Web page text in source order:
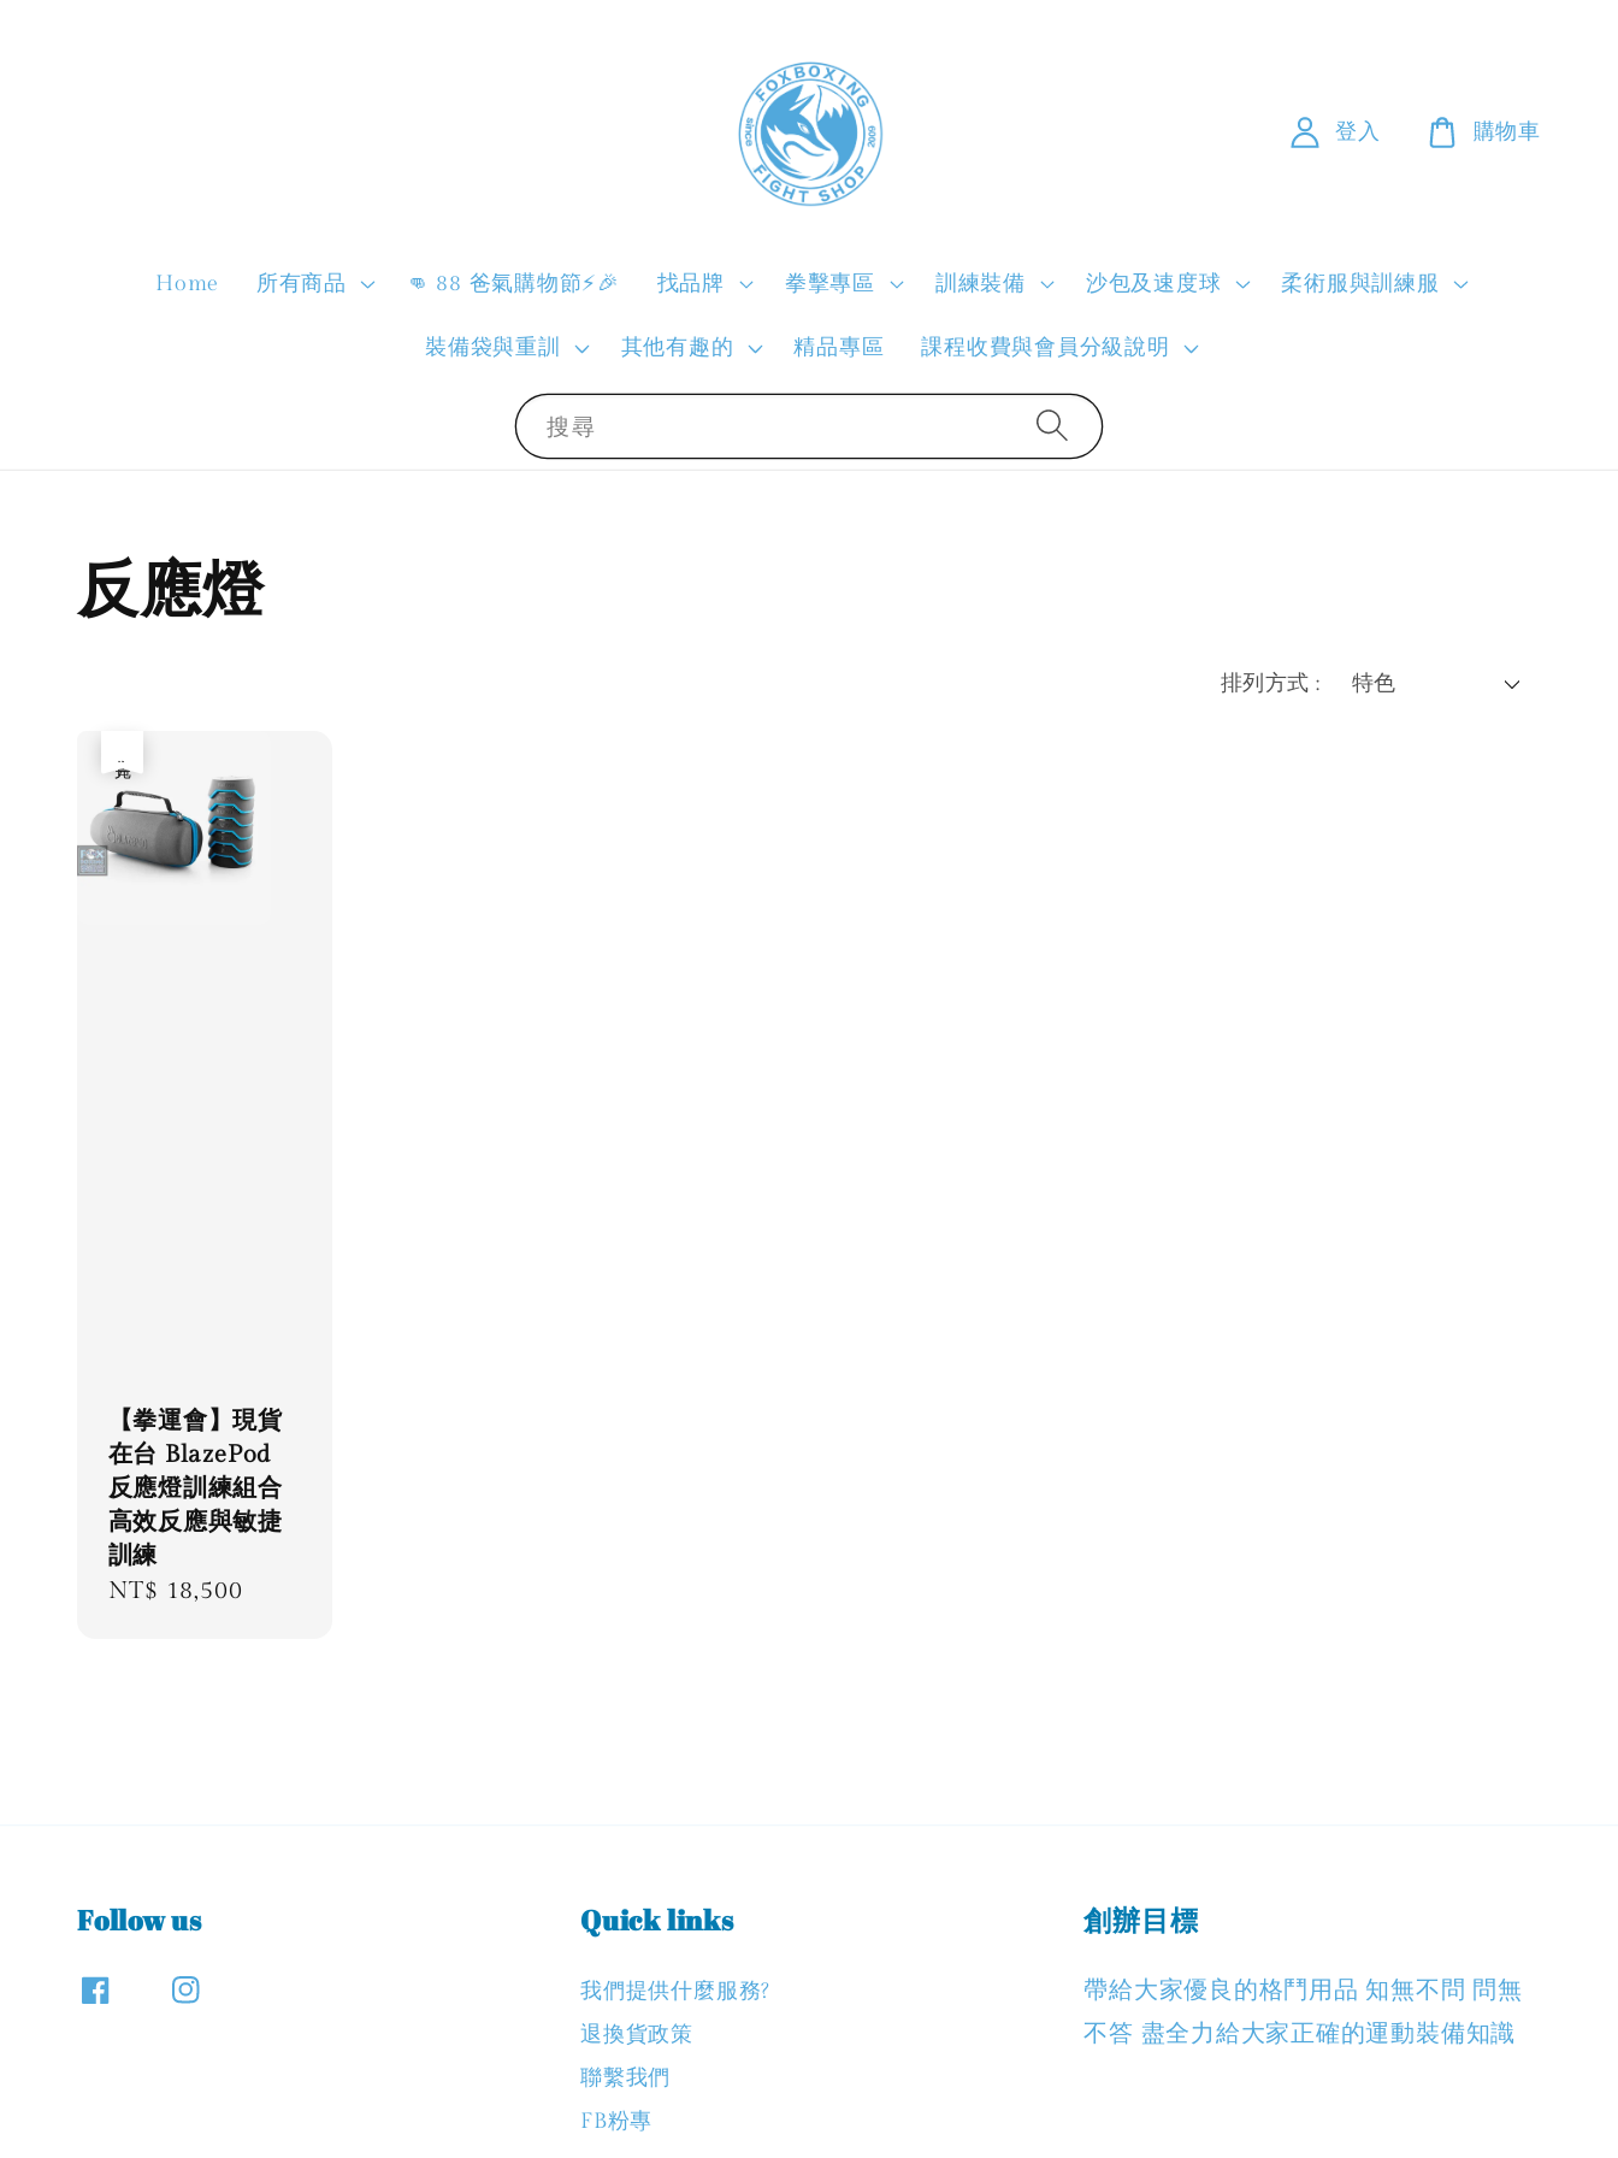
搜尋
Home 所有商品 👊 88 爸氣購物節⚡🎉 找品牌 拳擊專區 訓練裝備 沙包及速度球 柔術服與訓練服
裝備袋與重訓 其他有趣的 精品專區 課程收費與會員分級說明
登入 購物車
反應燈
排列方式 :
【拳運會】現貨
在台 BlazePod
反應燈訓練組合
高效反應與敏捷
訓練
Regular
NT$ 18,500
Follow us Quick links
我們提供什麼服務?
退換貨政策
聯繫我們
FB粉專
創辦目標
帶給大家優良的格鬥用品 知無不問 問無
不答 盡全力給大家正確的運動裝備知識